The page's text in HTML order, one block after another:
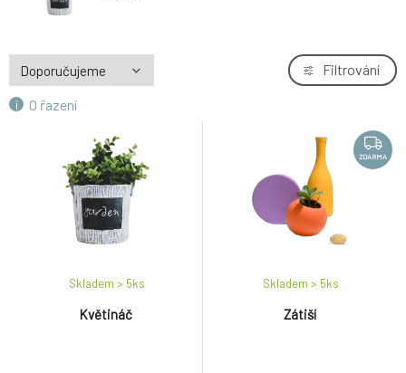
O řazení
Filtrování
Květináč
Skladem > 5ks
ZDARMA
Zátiší
Skladem > 5ks